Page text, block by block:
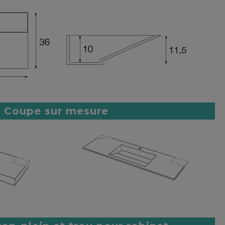
Coupe sur mesure